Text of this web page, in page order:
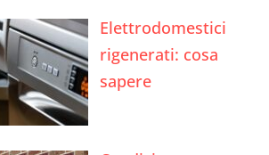
Elettrodomestici
rigenerati: cosa
sapere